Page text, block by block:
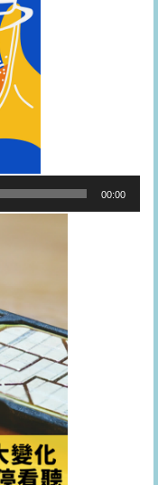
00:00